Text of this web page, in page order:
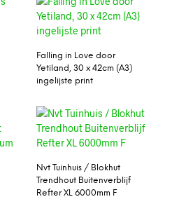
Falling in Love door
Yetiland, 30 x 42cm (A3)
ingelijste print
Nvt Tuinhuis / Blokhut
Trendhout Buitenverblijf
Refter XL 6000mm F